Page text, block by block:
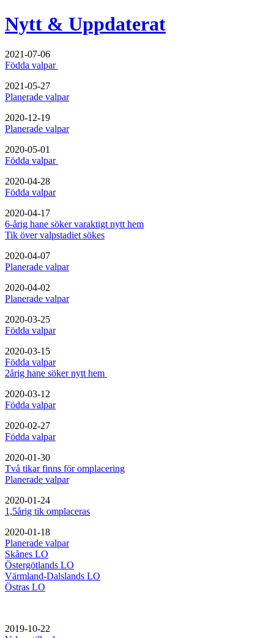
Nytt & Uppdaterat
2021-07-06
Födda valpar
2021-05-27
Planerade valpar
2020-12-19
Planerade valpar
2020-05-01
Födda valpar
2020-04-28
Födda valpar
2020-04-17
6-årig hane söker varaktigt nytt hem
Tik över valpstadiet sökes
2020-04-07
Planerade valpar
2020-04-02
Planerade valpar
2020-03-25
Födda valpar
2020-03-15
Födda valpar
2årig hane söker nytt hem
2020-03-12
Födda valpar
2020-02-27
Födda valpar
2020-01-30
Två tikar finns för omplacering
Planerade valpar
2020-01-24
1,5årig tik omplaceras
2020-01-18
Planerade valpar
Skånes LO
Östergötlands LO
Värmland-Dalslands LO
Östras LO
2019-10-22